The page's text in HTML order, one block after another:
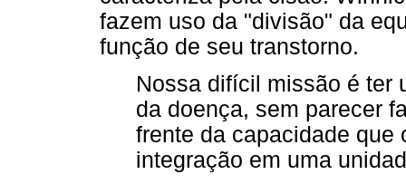
fazem uso da "divisão" da
função de seu transtorno.
Nossa difícil missão é ter
da doença, sem parecer
frente da capacidade que
integração em uma